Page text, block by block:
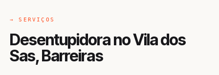
→ SERVIÇOS
Desentupidora no Vila dos
Sas, Barreiras